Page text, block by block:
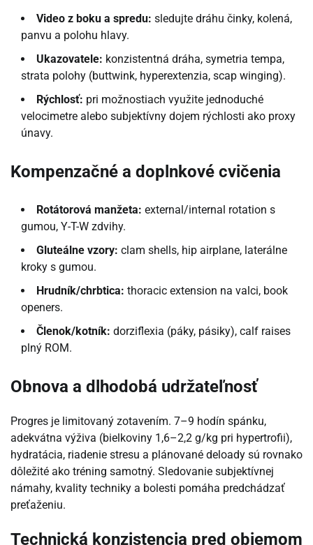
Video z boku a spredu: sledujte dráhu činky, kolená,
panvu a polohu hlavy.
Ukazovatele: konzistentná dráha, symetria tempa,
strata polohy (buttwink, hyperextenzia, scap winging).
Rýchlosť: pri možnostiach využite jednoduché
velocimetre alebo subjektívny dojem rýchlosti ako proxy
únavy.
Kompenzačné a doplnkové cvičenia
Rotátorová manžeta: external/internal rotation s
gumou, Y-T-W zdvihy.
Gluteálne vzory: clam shells, hip airplane, laterálne
kroky s gumou.
Hrudník/chrbtica: thoracic extension na valci, book
openers.
Členok/kotník: dorziflexia (páky, pásiky), calf raises
plný ROM.
Obnova a dlhodobá udržateľnosť
Progres je limitovaný zotavením. 7–9 hodín spánku,
adekvátna výživa (bielkoviny 1,6–2,2 g/kg pri hypertrofii),
hydratácia, riadenie stresu a plánované deloady sú rovnako
dôležité ako tréning samotný. Sledovanie subjektívnej
námahy, kvality techniky a bolesti pomáha predchádzať
preťaženiu.
Technická konzistencia pred objemom